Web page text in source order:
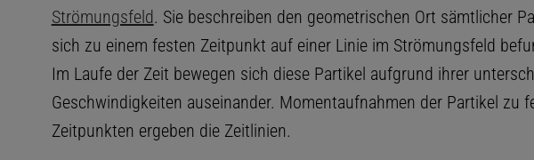
Strömungsfeld. Sie beschreiben den geometrischen Ort sämtlicher
sich zu einem festen Zeitpunkt auf einer Linie im Strömungsfeld
Im Laufe der Zeit bewegen sich diese Partikel aufgrund ihrer
Geschwindigkeiten auseinander. Momentaufnahmen der Partikel zu
Zeitpunkten ergeben die Zeitlinien.